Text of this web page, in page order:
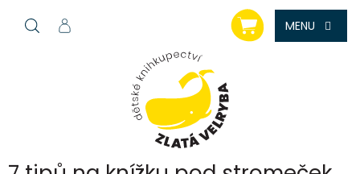
NÁKUPNÍ
KOŠÍK